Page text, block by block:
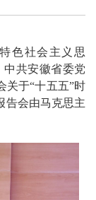
色社会主义思
中共安徽省委党
关于“十五五”时
告会由马克思主